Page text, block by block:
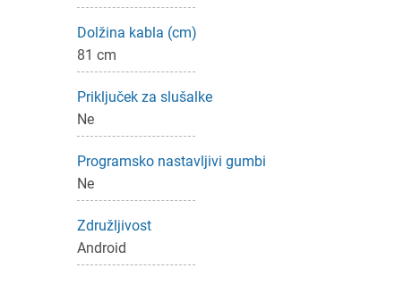
Dolžina kabla (cm)
81 cm
Priključek za slušalke
Ne
Programsko nastavljivi gumbi
Ne
Združljivost
Android